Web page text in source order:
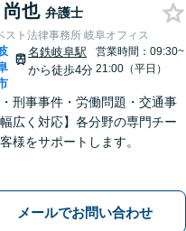
也 弁護士
スト法律事務所 岐阜オフィス
名鉄岐阜駅
から徒歩4分
営業時間：09:30~
21:00（平日）
・刑事事件・労働問題・交通事
広く対応】各分野の専門チー
様をサポートします。
メールでお問い合わせ